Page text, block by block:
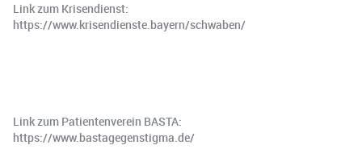
Link zum Krisendienst:
https://www.krisendienste.bayern/schwaben/
Link zum Patientenverein BASTA:
https://www.bastagegenstigma.de/